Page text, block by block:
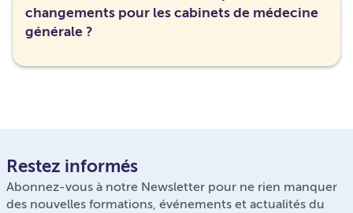
changements pour les cabinets de médecine
générale ?
Restez informés
Abonnez-vous à notre Newsletter pour ne rien manquer
des nouvelles formations, événements et actualités du